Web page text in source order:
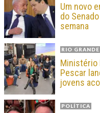
Um novo
do
semana
RIO
Ministério
Pescar
jovens
POLÍTICA